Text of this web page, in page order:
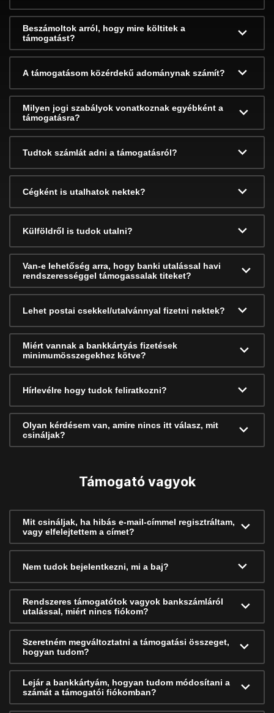
Beszámoltok arról, hogy mire költitek a
támogatást?
A támogatásom közérdekű adománynak számít?
Milyen jogi szabályok vonatkoznak egyébként a
támogatásra?
Tudtok számlát adni a támogatásról?
Cégként is utalhatok nektek?
Külföldről is tudok utalni?
Van-e lehetőség arra, hogy banki utalással havi
rendszerességgel támogassalak titeket?
Lehet postai csekkel/utalvánnyal fizetni nektek?
Miért vannak a bankkártyás fizetések
minimumösszegekhez kötve?
Hírlevélre hogy tudok feliratkozni?
Olyan kérdésem van, amire nincs itt válasz, mit
csináljak?
Támogató vagyok
Mit csináljak, ha hibás e-mail-címmel regisztráltam,
vagy elfelejtettem a címet?
Nem tudok bejelentkezni, mi a baj?
Rendszeres támogatótok vagyok bankszámláról
utalással, miért nincs fiókom?
Szeretném megváltoztatni a támogatási összeget,
hogyan tudom?
Lejár a bankkártyám, hogyan tudom módosítani a
számát a támogatói fiókomban?